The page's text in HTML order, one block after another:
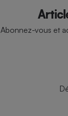
Abonnez-vous et